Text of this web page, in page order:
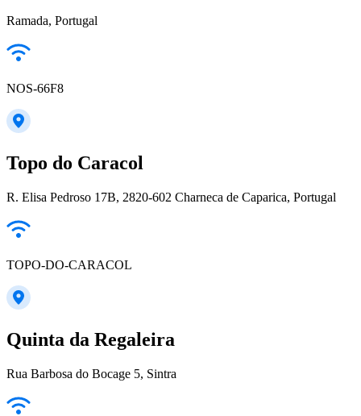
Ramada, Portugal
NOS-66F8
Topo do Caracol
R. Elisa Pedroso 17B, 2820-602 Charneca de Caparica, Portugal
TOPO-DO-CARACOL
Quinta da Regaleira
Rua Barbosa do Bocage 5, Sintra